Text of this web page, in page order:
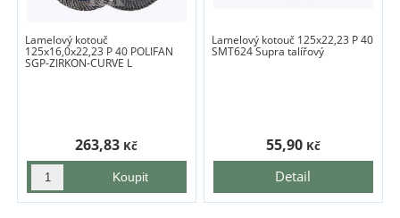
Lamelový kotouč
125x16,0x22,23 P 40 POLIFAN
SGP-ZIRKON-CURVE L
263,83 Kč
Lamelový kotouč 125x22,23 P 40
SMT624 Supra talířový
Detail
55,90 Kč